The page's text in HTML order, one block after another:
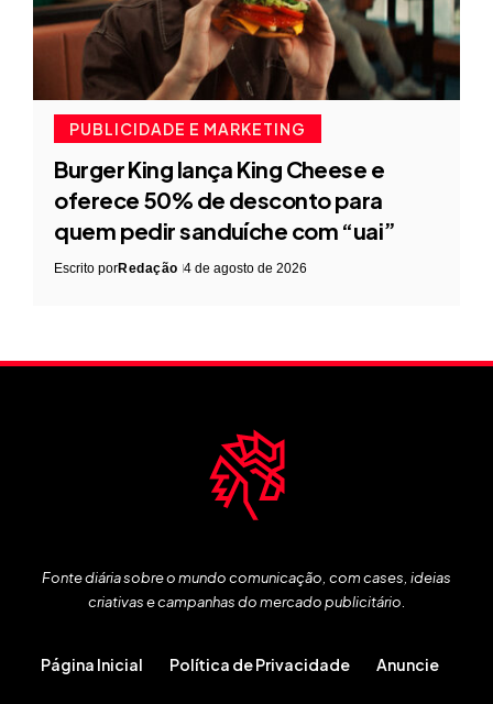
PUBLICIDADE E MARKETING
Burger King lança King Cheese e
oferece 50% de desconto para
quem pedir sanduíche com “uai”
Escrito porRedação 4 de agosto de 2026
Fonte diária sobre o mundo comunicação, com cases, ideias
criativas e campanhas do mercado publicitário.
Página Inicial Política de Privacidade Anuncie